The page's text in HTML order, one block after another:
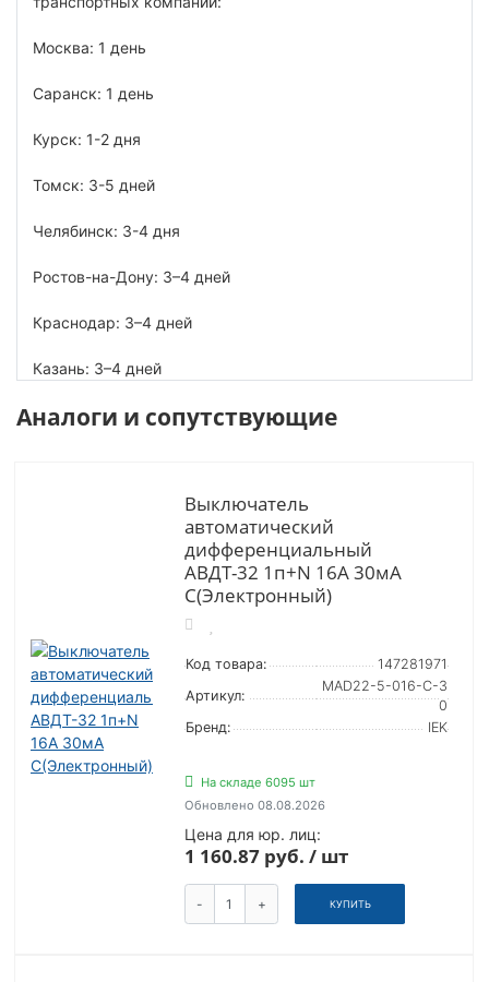
Москва: 1 день
Саранск: 1 день
Курск: 1-2 дня
Томск: 3-5 дней
Челябинск: 3-4 дня
Ростов-на-Дону: 3–4 дней
Краснодар: 3–4 дней
Казань: 3–4 дней
Аналоги и сопутствующие
Выключатель
автоматический
дифференциальный
АВДТ-32 1п+N 16А 30мА
С(Электронный)
Код товара:
147281971
Артикул:
MAD22-5-016-C-3
0
Бренд:
IEK
На складе 6095 шт
Обновлено 08.08.2026
Цена для юр. лиц:
1 160.87 руб. / шт
- + КУПИТЬ